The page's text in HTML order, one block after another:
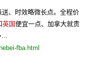
、时效略微长点。全程价
英国便宜一点、加拿大就贵
...
fba.html